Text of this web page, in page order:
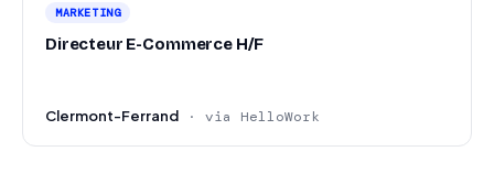
MARKETING
Directeur E-Commerce H/F
Clermont-Ferrand · via HelloWork